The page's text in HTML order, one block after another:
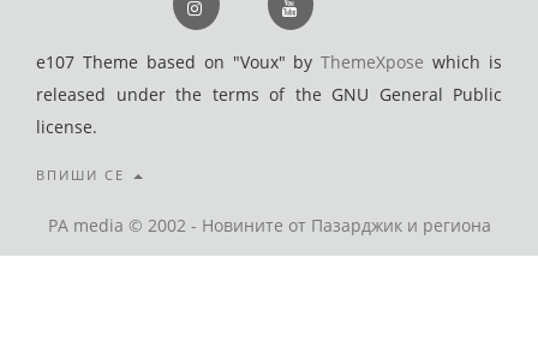
e107 Theme based on "Voux" byThemeXpose which is
released under the terms of the GNU General Public
license.
ВПИШИ СЕ
PA media © 2002 - Новините от Пазарджик и региона